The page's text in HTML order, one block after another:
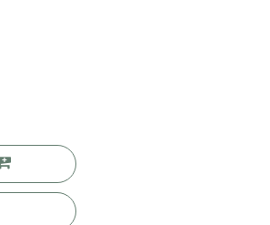
für
Lebensmittel